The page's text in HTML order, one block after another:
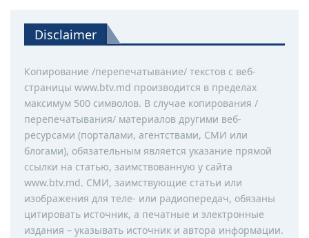
Disclaimer
Копирование /перепечатывание/ текстов с веб-
страницы www.btv.md производится в пределах
максимум 500 символов. В случае копирования /
перепечатывания/ материалов другими веб-
ресурсами (порталами, агентствами, СМИ или
блогами), обязательным является указание прямой
ссылки на статью, заимствованную у сайта
www.btv.md. СМИ, заимствующие статьи или
изображения для теле- или радиопередач, обязаны
цитировать источник, а печатные и электронные
издания – указывать источник и автора информации.